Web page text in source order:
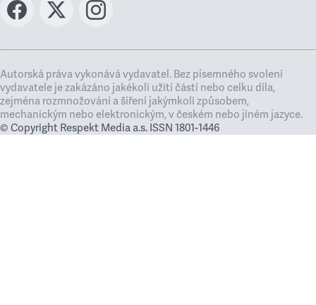
Autorská práva vykonává vydavatel. Bez písemného svolení
vydavatele je zakázáno jakékoli užití částí nebo celku díla,
zejména rozmnožování a šíření jakýmkoli způsobem,
mechanickým nebo elektronickým, v českém nebo jiném jazyce.
© Copyright Respekt Media a.s. ISSN 1801-1446